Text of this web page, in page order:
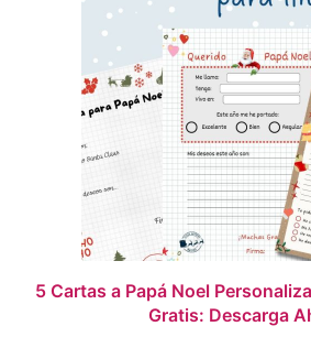
5 Cartas a Papá Noel
Gratis: Descarga